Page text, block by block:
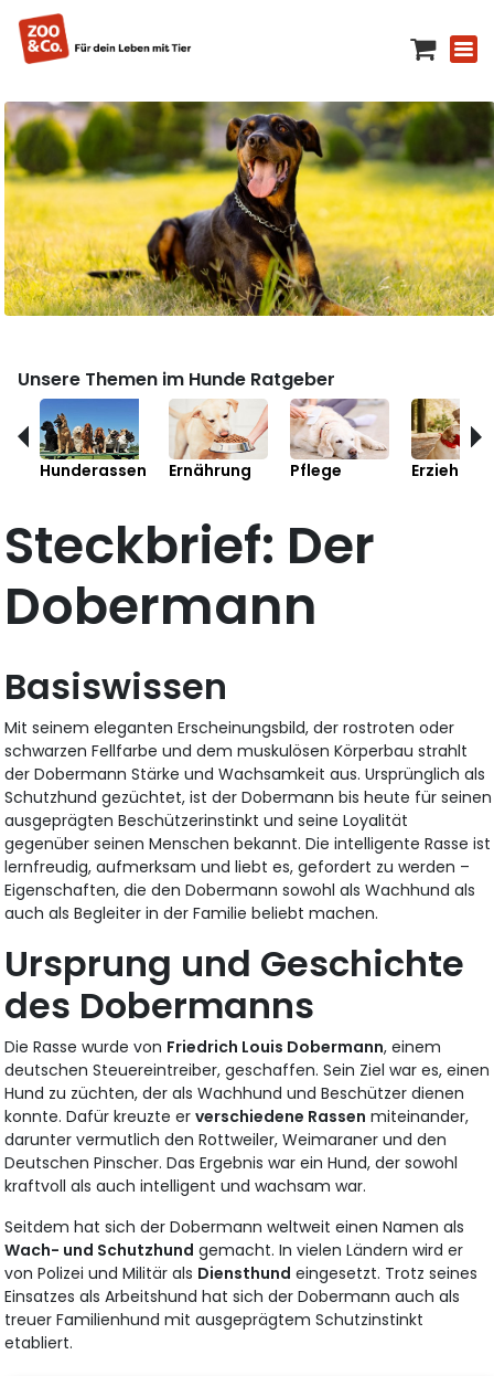
Unsere Themen im Hunde Ratgeber
Hunderassen Ernährung Pflege Erziehung
Steckbrief: Der
Dobermann
Basiswissen
Mit seinem eleganten Erscheinungsbild, der rostroten oder
schwarzen Fellfarbe und dem muskulösen Körperbau strahlt
der Dobermann Stärke und Wachsamkeit aus. Ursprünglich als
Schutzhund gezüchtet, ist der Dobermann bis heute für seinen
ausgeprägten Beschützerinstinkt und seine Loyalität
gegenüber seinen Menschen bekannt. Die intelligente Rasse ist
lernfreudig, aufmerksam und liebt es, gefordert zu werden –
Eigenschaften, die den Dobermann sowohl als Wachhund als
auch als Begleiter in der Familie beliebt machen.
Ursprung und Geschichte
des Dobermanns
Die Rasse wurde von Friedrich Louis Dobermann, einem
deutschen Steuereintreiber, geschaffen. Sein Ziel war es, einen
Hund zu züchten, der als Wachhund und Beschützer dienen
konnte. Dafür kreuzte erverschiedene Rassen miteinander,
darunter vermutlich den Rottweiler, Weimaraner und den
Deutschen Pinscher. Das Ergebnis war ein Hund, der sowohl
kraftvoll als auch intelligent und wachsam war.
Seitdem hat sich der Dobermann weltweit einen Namen als
Wach- und Schutzhund gemacht. In vielen Ländern wird er
von Polizei und Militär als Diensthund eingesetzt. Trotz seines
Einsatzes als Arbeitshund hat sich der Dobermann auch als
treuer Familienhund mit ausgeprägtem Schutzinstinkt
etabliert.